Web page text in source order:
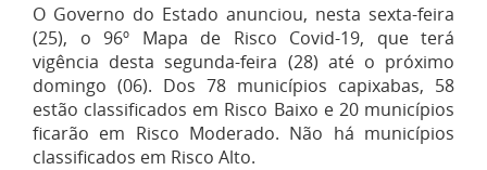
O Governo do Estado anunciou, nesta sexta-feira
(25), o 96º Mapa de Risco Covid-19, que terá
vigência desta segunda-feira (28) até o próximo
domingo (06). Dos 78 municípios capixabas, 58
estão classificados em Risco Baixo e 20 municípios
ficarão em Risco Moderado. Não há municípios
classificados em Risco Alto.